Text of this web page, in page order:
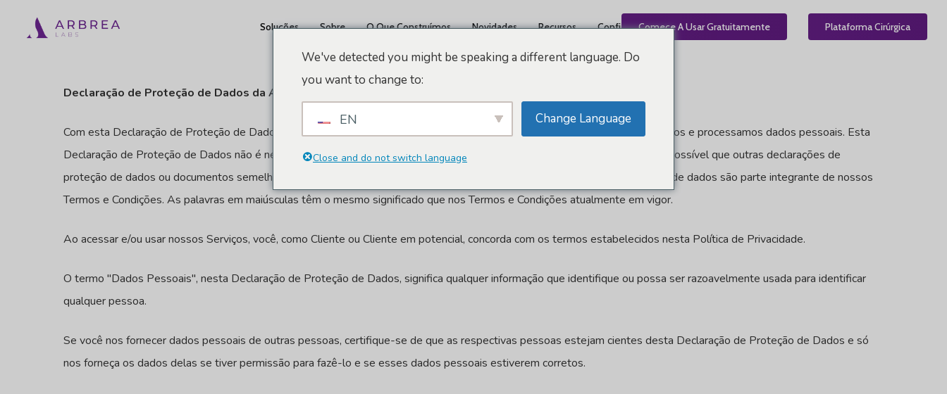
Soluções Sobre O Que Construímos Novidades Recursos Confiável PT
Comece A Usar Gratuitamente Plataforma Cirúrgica
Declaração de Proteção de Dados da Arbrea Labs AG
Com esta Declaração de Proteção de Dados, nós, a Arbrea Labs AG, Zurique, Suíça ("nós" ou "
"), descreve como coletamos e processamos dados pessoais. Esta
Declaração de Proteção de Dados não é necessariamente uma descrição abrangente de nosso processamento de dados. É possível que outras declarações de
proteção de dados ou documentos semelhantes sejam aplicáveis a circunstâncias específicas. Os regulamentos de proteção de dados são parte integrante de nossos
Termos e Condições. As palavras em maiúsculas têm o mesmo significado que nos Termos e Condições atualmente em vigor.
Ao acessar e/ou usar nossos Serviços, você, como Cliente ou Cliente em potencial, concorda com os termos estabelecidos nesta Política de Privacidade.
O termo "Dados Pessoais", nesta Declaração de Proteção de Dados, significa qualquer informação que identifique ou possa ser razoavelmente usada para identificar
qualquer pessoa.
Se você nos fornecer dados pessoais de outras pessoas, certifique-se de que as respectivas pessoas estejam cientes desta Declaração de Proteção de Dados e só
nos forneça os dados delas se tiver permissão para fazê-lo e se esses dados pessoais estiverem corretos.
We've detected you might be speaking a different language. Do
you want to change to:
EN Change Language
Close and do not switch language